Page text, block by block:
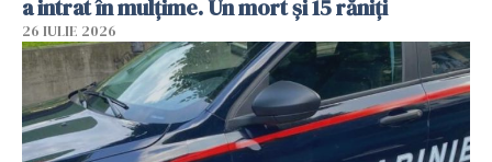
a intrat în mulțime. Un mort și 15 răniți
26 IULIE 2026